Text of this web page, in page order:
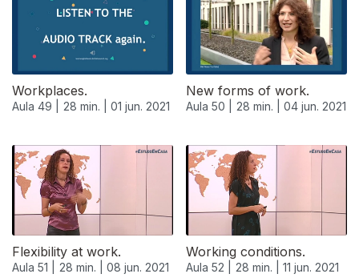
Workplaces.
Aula 49 | 28 min. | 01 jun. 2021
New forms of work.
Aula 50 | 28 min. | 04 jun. 2021
Flexibility at work.
Aula 51 | 28 min. | 08 jun. 2021
Working conditions.
Aula 52 | 28 min. | 11 jun. 2021